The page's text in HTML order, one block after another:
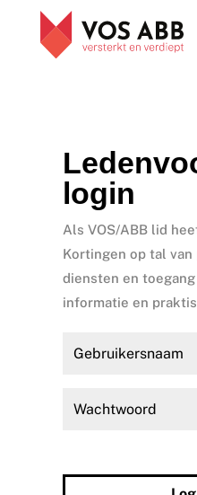
login
Als VOS/ABB lid
Kortingen op tal van
diensten en
informatie en